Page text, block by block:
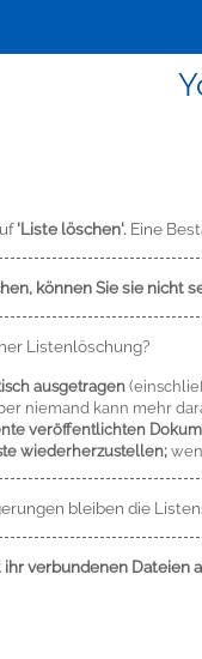
'Liste löschen'. Eine
können Sie sie
Listenlöschung?
ausgetragen
niemand kann mehr
veröffentlichten
wiederherzustellen;
bleiben die
verbundenen Dateien